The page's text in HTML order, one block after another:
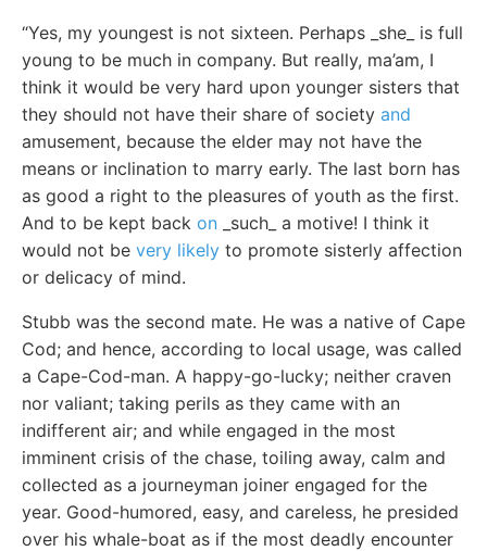
“Yes, my youngest is not sixteen. Perhaps _she_ is full
young to be much in company. But really, ma’am, I
think it would be very hard upon younger sisters that
they should not have their share of society and
amusement, because the elder may not have the
means or inclination to marry early. The last born has
as good a right to the pleasures of youth as the first.
And to be kept back on _such_ a motive! I think it
would not be very likely to promote sisterly affection
or delicacy of mind.
Stubb was the second mate. He was a native of Cape
Cod; and hence, according to local usage, was called
a Cape-Cod-man. A happy-go-lucky; neither craven
nor valiant; taking perils as they came with an
indifferent air; and while engaged in the most
imminent crisis of the chase, toiling away, calm and
collected as a journeyman joiner engaged for the
year. Good-humored, easy, and careless, he presided
over his whale-boat as if the most deadly encounter